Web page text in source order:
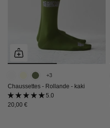
+3
Chaussettes - Rollande - kaki
5.0 (3 avis)
20,00 €